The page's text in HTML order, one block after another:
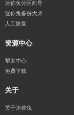
迷你兔分区向导
迷你兔备份大师
人工恢复
资源中心
帮助中心
免费下载
关于
关于迷你兔